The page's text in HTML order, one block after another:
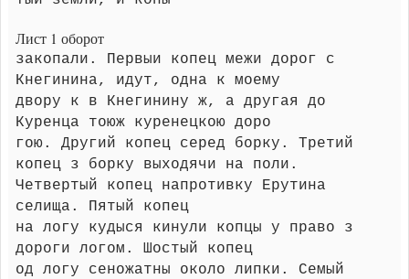
Лист 1 оборот
закопали. Первыи копец межи дорог с
Кнегинина, идут, одна к моему
двору к в Кнегинину ж, а другая до
Куренца тоюж куренецкою доро
гою. Другий копец серед борку. Третий
копец з борку выходячи на поли.
Четвертый копец напротивку Ерутина
селища. Пятый копец
на логу кудыся кинули копцы у право з
дороги логом. Шостый копец
од логу сеножатны около липки. Семый